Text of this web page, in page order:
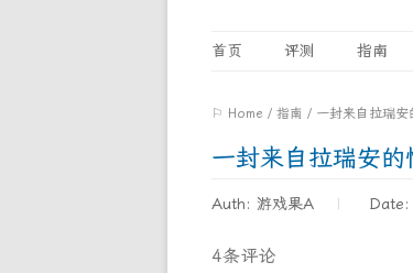
首页 评测 指南
⚐ Home / 指南 / 一封来自拉瑞
一封来自拉瑞安
Auth: 游戏果A Date:
4条评论